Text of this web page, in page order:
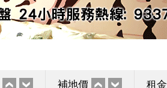
補地價 租金